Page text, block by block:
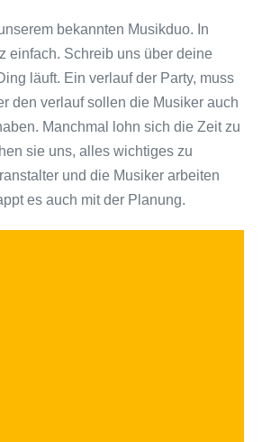
bekannten Musikduo. In
einfach. Schreib uns über deine
läuft. Ein verlauf der Party, muss
den verlauf sollen die Musiker auch
Manchmal lohn sich die Zeit zu
sie uns, alles wichtiges zu
und die Musiker arbeiten
es auch mit der Planung.